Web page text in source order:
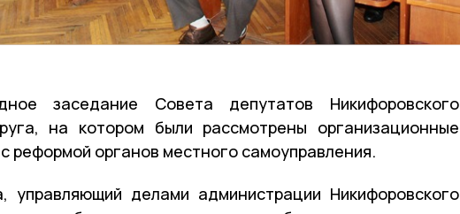
заседание Совета депутатов Никифоровского
на котором были рассмотрены организационные
реформой органов местного самоуправления.
управляющий делами администрации Никифоровского